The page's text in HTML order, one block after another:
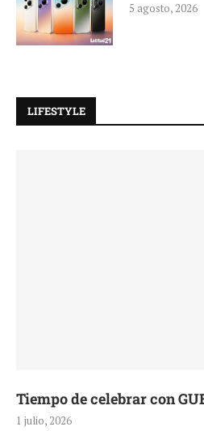
5 agosto, 2026
LIFESTYLE
Tiempo de celebrar con
1 julio, 2026